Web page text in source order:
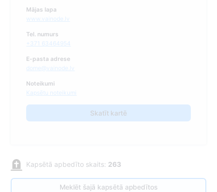
Mājas lapa
www.vainode.lv
Tel. numurs
+371 63464954
E-pasta adrese
dome@vainode.lv
Noteikumi
Kapsētu noteikumi
Skatīt kartē
Kapsētā apbedīto skaits: 263
Meklēt šajā kapsētā apbedītos